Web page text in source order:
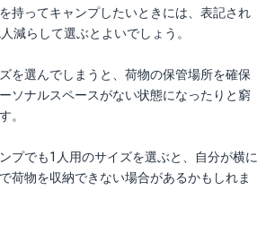
持ってキャンプしたいときには、表記され
減らして選ぶとよいでしょう。
を選んでしまうと、荷物の保管場所を確保
ソナルスペースがない状態になったりと窮
。
プでも1人用のサイズを選ぶと、自分が横に
荷物を収納できない場合があるかもしれま